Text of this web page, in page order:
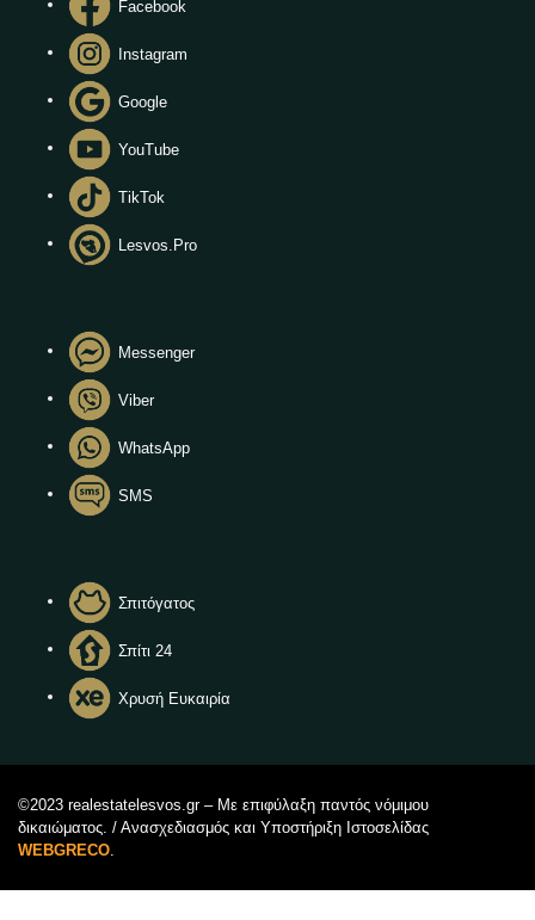
Facebook
Instagram
Google
YouTube
TikTok
Lesvos.Pro
Messenger
Viber
WhatsApp
SMS
Σπιτόγατος
Σπίτι 24
Χρυσή Ευκαιρία
©2023 realestatelesvos.gr – Με επιφύλαξη παντός νόμιμου
δικαιώματος. / Ανασχεδιασμός και Υποστήριξη Ιστοσελίδας
WEBGRECO.